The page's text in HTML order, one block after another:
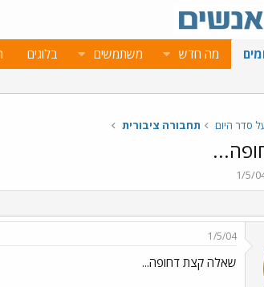
מה חדש משתמשים בלוגים
סדר היום תחבורה ציבורית
א
1/5/
1/5/04
שאלה קצת דחופה...